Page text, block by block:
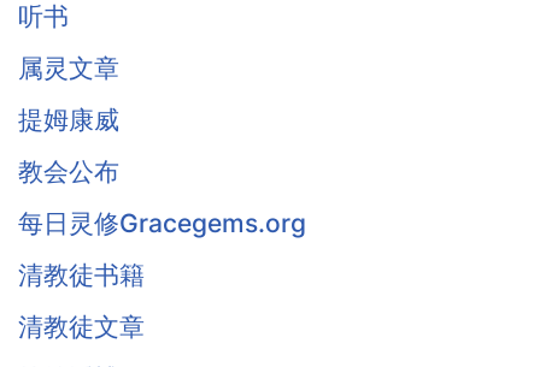
听书
属灵文章
提姆康威
教会公布
每日灵修Gracegems.org
清教徒书籍
清教徒文章